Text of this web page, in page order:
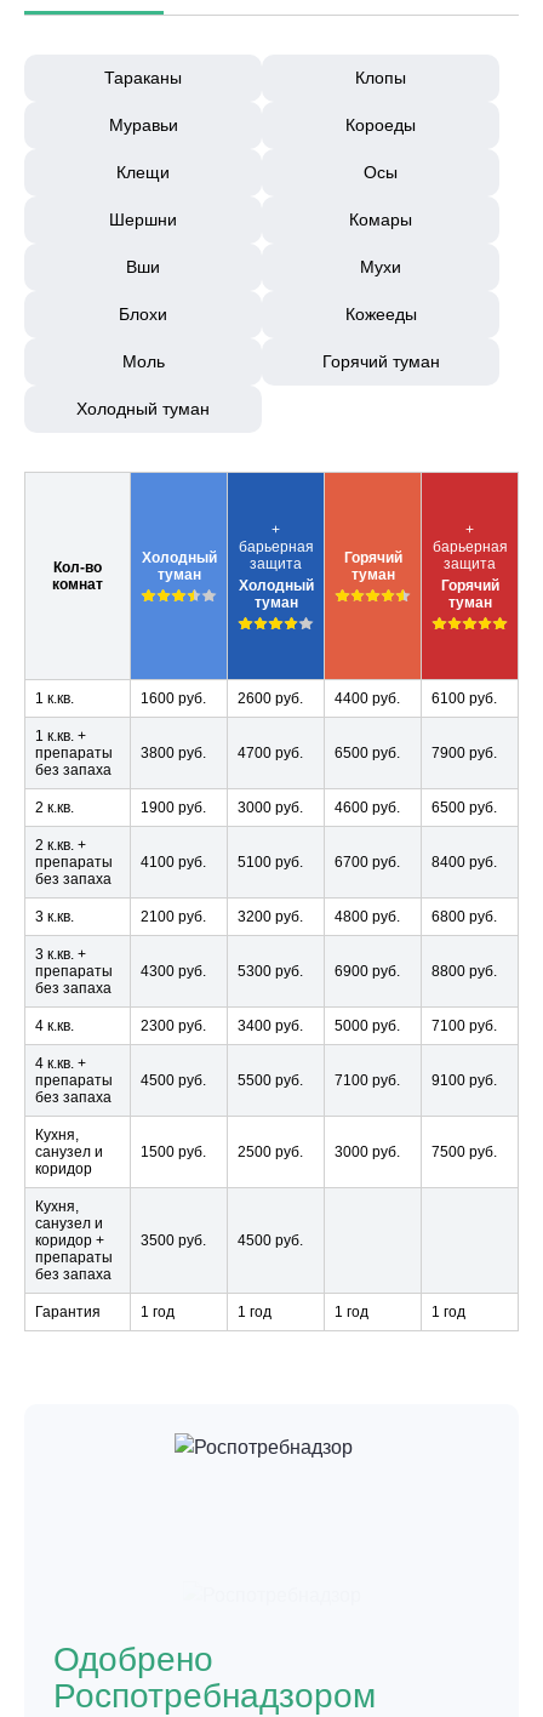
Тараканы Клопы
Муравьи Короеды
Клещи Осы
Шершни Комары
Вши Мухи
Блохи Кожееды
Моль Горячий туман
Холодный туман
Кол-во
комнат
Холодный
туман
+
барьерная
защита
Холодный
туман
Горячий
туман
+
барьерная
защита
Горячий
туман
1 к.кв. 1600 руб. 2600 руб. 4400 руб. 6100 руб.
1 к.кв. +
препараты
без запаха
3800 руб. 4700 руб. 6500 руб. 7900 руб.
2 к.кв. 1900 руб. 3000 руб. 4600 руб. 6500 руб.
2 к.кв. +
препараты
без запаха
4100 руб. 5100 руб. 6700 руб. 8400 руб.
3 к.кв. 2100 руб. 3200 руб. 4800 руб. 6800 руб.
3 к.кв. +
препараты
без запаха
4300 руб. 5300 руб. 6900 руб. 8800 руб.
4 к.кв. 2300 руб. 3400 руб. 5000 руб. 7100 руб.
4 к.кв. +
препараты
без запаха
4500 руб. 5500 руб. 7100 руб. 9100 руб.
Кухня,
санузел и
коридор
1500 руб. 2500 руб. 3000 руб. 7500 руб.
Кухня,
санузел и
коридор +
препараты
без запаха
3500 руб. 4500 руб.
Гарантия 1 год 1 год 1 год 1 год
Одобрено
Роспотребнадзором